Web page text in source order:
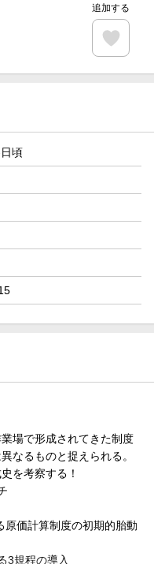
料データSIM（3GB/月プ
散で300円OFFクーポン
追加する
頃
場で形成されてきた制度
なるものと捉えられる。
を考察する！
計算制度の初期的胎動
3規程の導入